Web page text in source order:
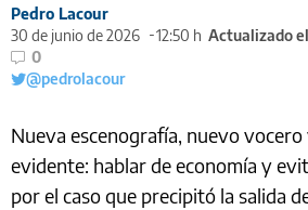
Pedro Lacour
30 de junio de 2026
12:50 h Actualizado
0
@pedrolacour
Nueva escenografía, nuevo vocero
evidente: hablar de economía y
por el caso que precipitó la salida